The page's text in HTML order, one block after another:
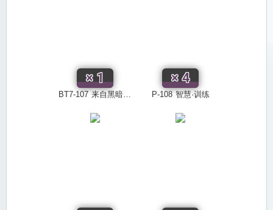
BT7-107 来自黑暗的呼唤
×1
P-108 智慧·训练
×4